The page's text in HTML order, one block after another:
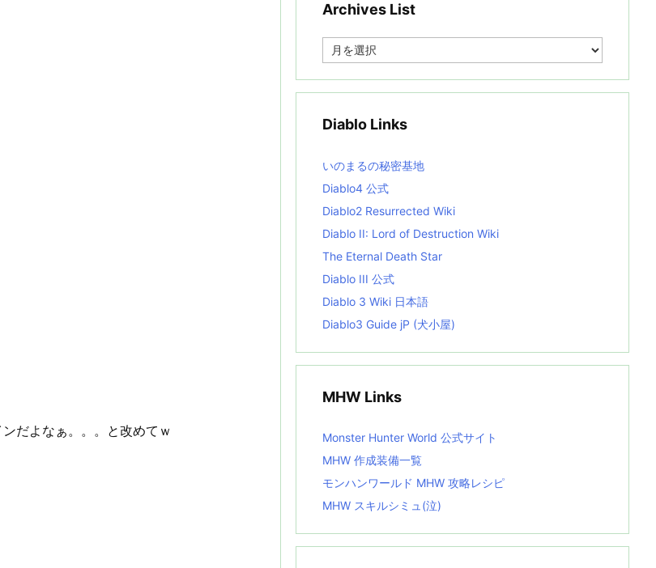
だよなぁ。。。と改めてｗ
Archives List
e
i
s
t
Diablo Links
いのまるの秘密基地
Diablo4 公式
Diablo2 Resurrected Wiki
Diablo II: Lord of Destruction Wiki
The Eternal Death Star
Diablo III 公式
Diablo 3 Wiki 日本語
Diablo3 Guide jP (犬小屋)
MHW Links
Monster Hunter World 公式サイト
MHW 作成装備一覧
モンハンワールド MHW 攻略レシピ
MHW スキルシミュ(泣)